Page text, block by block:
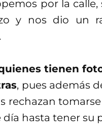
por la
y nos dio un
tienen
, pues además
rechazan
día hasta tener su